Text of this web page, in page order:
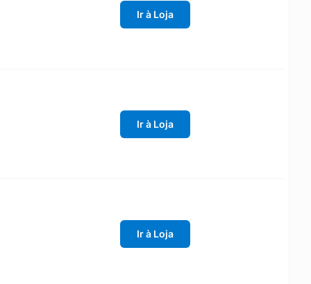
Ir à Loja
Ir à Loja
Ir à Loja